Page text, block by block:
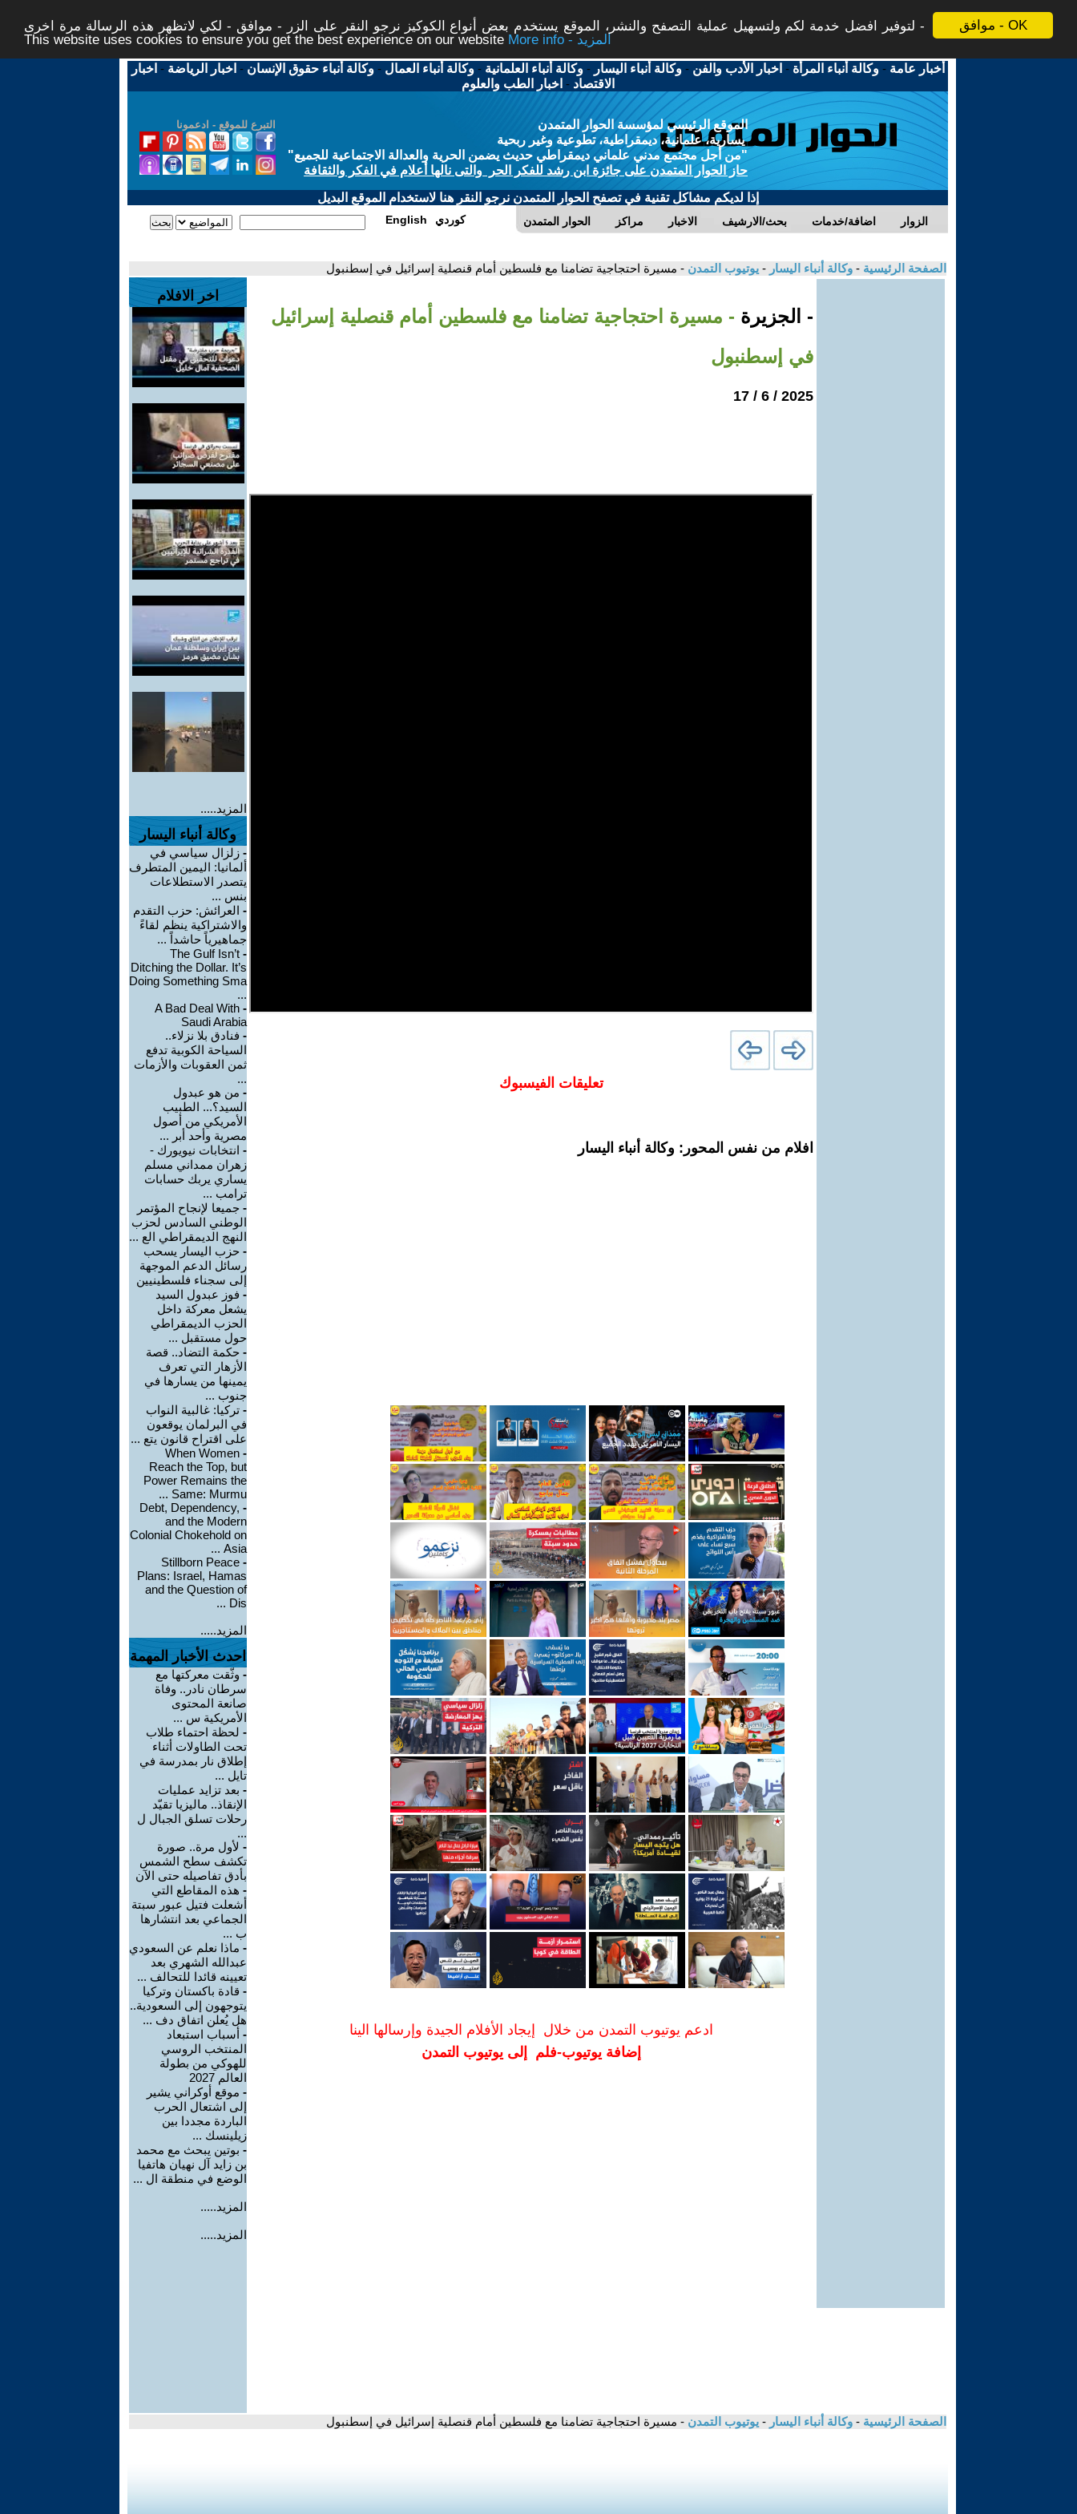
موافق - OK
لتوفير افضل خدمة لكم ولتسهيل عملية التصفح والنشر، الموقع يستخدم بعض أنواع الكوكيز نرجو النقر على الزر - موافق - لكي لاتظهر هذه الرسالة مرة اخرى -
This website uses cookies to ensure you get the best experience on our website
More info - المزيد
أخبار عامة -وكالة أنباء المرأة - اخبار الأدب والفن -وكالة أنباء اليسار -وكالة أنباء العلمانية -وكالة أنباء العمال -وكالة أنباء حقوق الإنسان - اخبار الرياضة - اخبار
الاقتصاد - اخبار الطب والعلوم
التبرع للموقع - ادعمونا
الموقع الرئيسي لمؤسسة الحوار المتمدن
يسارية، علمانية، ديمقراطية، تطوعية وغير ربحية
"من أجل مجتمع مدني علماني ديمقراطي حديث يضمن الحرية والعدالة الاجتماعية للجميع"
حاز الحوار المتمدن على جائزة ابن رشد للفكر الحر والتى نالها أعلام في الفكر والثقافة
إذا لديكم مشاكل تقنية في تصفح الحوار المتمدن نرجو النقر هنا لاستخدام الموقع البديل
الحوار المتمدن مراكز الاخبار بحث/الارشيف اضافة/خدمات الزوار English كوردي
الصفحة الرئيسية - وكالة أنباء اليسار - يوتيوب التمدن - مسيرة احتجاجية تضامنا مع فلسطين أمام قنصلية إسرائيل في إسطنبول
- الجزيرة - مسيرة احتجاجية تضامنا مع فلسطين أمام قنصلية إسرائيل
في إسطنبول
2025 / 6 / 17
تعليقات الفيسبوك
افلام من نفس المحور: وكالة أنباء اليسار
ادعم يوتيوب التمدن من خلال إيجاد الأفلام الجيدة وإرسالها الينا
إضافة يوتيوب-فلم إلى يوتيوب التمدن
اخر الافلام
المزيد.....
وكالة أنباء اليسار
- زلزال سياسي في
ألمانيا: اليمين المتطرف
يتصدر الاستطلاعات
بنس ...
- العرائش: حزب التقدم
والاشتراكية ينظم لقاءً
جماهيرياً حاشداً ...
-
The Gulf Isn’t
Ditching the Dollar. It’s
Doing Something Sma
...
-
A Bad Deal With
Saudi Arabia
- فنادق بلا نزلاء..
السياحة الكوبية تدفع
ثمن العقوبات والأزمات
...
- من هو عبدول
السيد؟... الطبيب
الأمريكي من أصول
مصرية وأحد أبر ...
- انتخابات نيويورك -
زهران ممداني مسلم
يساري يربك حسابات
ترامب ...
- جميعا لإنجاح المؤتمر
الوطني السادس لحزب
النهج الديمقراطي الع ...
- حزب اليسار يسحب
رسائل الدعم الموجهة
إلى سجناء فلسطينيين
- فوز عبدول السيد
يشعل معركة داخل
الحزب الديمقراطي
حول مستقبل ...
- حكمة التضاد.. قصة
الأزهار التي تعرف
يمينها من يسارها في
جنوب ...
- تركيا: غالبية النواب
في البرلمان يوقعون
على اقتراح قانون يتع ...
-
When Women
Reach the Top, but
Power Remains the
Same: Murmu ...
-
Debt, Dependency,
and the Modern
Colonial Chokehold on
Asia ...
-
Stillborn Peace
Plans: Israel, Hamas
and the Question of
Dis ...
المزيد.....
احدث الأخبار المهمة
- وثّقت معركتها مع
سرطان نادر.. وفاة
صانعة المحتوى
الأمريكية س ...
- لحظة احتماء طلاب
تحت الطاولات أثناء
إطلاق نار بمدرسة في
تايل ...
- بعد تزايد عمليات
الإنقاذ.. ماليزيا تقيّد
رحلات تسلق الجبال ل
...
- لأول مرة.. صورة
تكشف سطح الشمس
بأدق تفاصيله حتى الآن
- هذه المقاطع التي
أشعلت فتيل عبور سبتة
الجماعي بعد انتشارها
ب ...
- ماذا نعلم عن السعودي
عبدالله الشهري بعد
تعيينه قائدا للتحالف ...
- قادة باكستان وتركيا
يتوجهون إلى السعودية..
هل يُعلن اتفاق دف ...
- أسباب استبعاد
المنتخب الروسي
للهوكي من بطولة
العالم 2027
- موقع أوكراني يشير
إلى اشتعال الحرب
الباردة مجددا بين
زيلينسك ...
- بوتين يبحث مع محمد
بن زايد آل نهيان هاتفيا
الوضع في منطقة ال ...
المزيد.....
المزيد.....
الصفحة الرئيسية - وكالة أنباء اليسار - يوتيوب التمدن - مسيرة احتجاجية تضامنا مع فلسطين أمام قنصلية إسرائيل في إسطنبول